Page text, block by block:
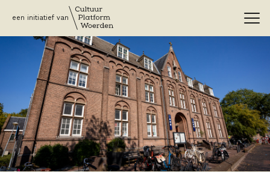
een initiatief van